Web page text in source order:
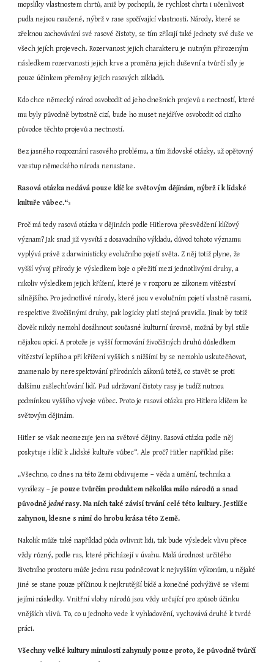
mopslíky vlastnostem chrtů, aniž by pochopili, že rychlost chrta i učenlivost
pudla nejsou naučené, nýbrž v rase spočívající vlastnosti. Národy, které se
zřeknou zachovávání své rasové čistoty, se tím zříkají také jednoty své duše ve
všech jejích projevech. Rozervanost jejich charakteru je nutným přirozeným
následkem rozervanosti jejich krve a proměna jejich duševní a tvůrčí síly je
pouze účinkem přeměny jejich rasových základů.
Kdo chce německý národ osvobodit od jeho dnešních projevů a nectností, které
mu byly původně bytostně cizí, bude ho muset nejdříve osvobodit od cizího
původce těchto projevů a nectností.
Bez jasného rozpoznání rasového problému, a tím židovské otázky, už opětovný
vzestup německého národa nenastane.
Rasová otázka nedává pouze klíč ke světovým dějinám, nýbrž i k lidské
kultuře vůbec.“3
Proč má tedy rasová otázka v dějinách podle Hitlerova přesvědčení klíčový
význam? Jak snad již vysvítá z dosavadního výkladu, důvod tohoto významu
vyplývá právě z darwinisticky evolučního pojetí světa. Z něj totiž plyne, že
vyšší vývoj přírody je výsledkem boje o přežití mezi jednotlivými druhy, a
nikoliv výsledkem jejich křížení, které je v rozporu ze zákonem vítězství
silnějšího. Pro jednotlivé národy, které jsou v evolučním pojetí vlastně rasami,
respektive živočišnými druhy, pak logicky platí stejná pravidla. Jinak by totiž
člověk nikdy nemohl dosáhnout současné kulturní úrovně, možná by byl stále
nějakou opicí. A protože je vyšší formování živočišných druhů důsledkem
vítězství lepšího a při křížení vyšších s nižšími by se nemohlo uskutečňovat,
znamenalo by nerespektování přírodních zákonů totéž, co stavět se proti
dalšímu zušlechťování lidí. Pud udržovaní čistoty rasy je tudíž nutnou
podmínkou vyššího vývoje vůbec. Proto je rasová otázka pro Hitlera klíčem ke
světovým dějinám.
Hitler se však neomezuje jen na světové dějiny. Rasová otázka podle něj
poskytuje i klíč k „lidské kultuře vůbec“. Ale proč? Hitler například píše:
„Všechno, co dnes na této Zemi obdivujeme – věda a umění, technika a
vynálezy – je pouze tvůrčím produktem několika málo národů a snad
původně jedné rasy. Na nich také závisí trvání celé této kultury. Jestliže
zahynou, klesne s nimi do hrobu krása této Země.
Nakolik může také například půda ovlivnit lidi, tak bude výsledek vlivu přece
vždy různý, podle ras, které přicházejí v úvahu. Malá úrodnost určitého
životního prostoru může jednu rasu podněcovat k nejvyšším výkonům, u nějaké
jiné se stane pouze příčinou k nejkrutější bídě a konečné podvýživě se všemi
jejími následky. Vnitřní vlohy národů jsou vždy určující pro způsob účinku
vnějších vlivů. To, co u jednoho vede k vyhladovění, vychovává druhé k tvrdé
práci.
Všechny velké kultury minulosti zahynuly pouze proto, že původně tvůrčí